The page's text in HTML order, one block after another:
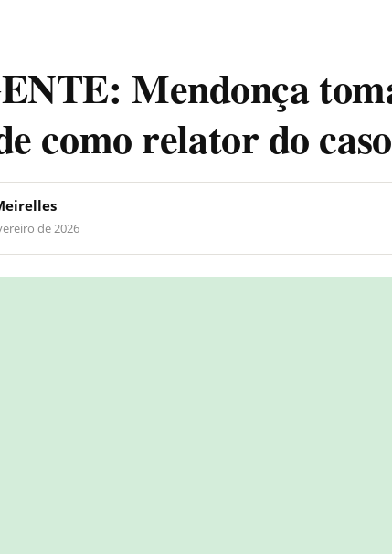
Mendonça
como relator do
de 2026